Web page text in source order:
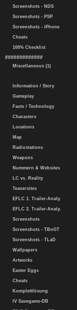
Screenshots - NDS
Screenshots - PSP
Screenshots - iPhone
Cheats
100% Checklist
#############
Miscellaneous (1)
Information / Story
Gameplay
Facts / Technology
Characters
Locations
Map
Radiostations
Weapons
Nummern & Websites
LC vs. Reality
Teasersites
EFLC 1. Trailer-Analy.
EFLC 2. Trailer-Analy.
Screenshots
Screenshots - TBoGT
Screenshots - TLaD
Wallpapers
Artworks
Easter Eggs
Cheats
Komplettlösung
IV Savegame-DB